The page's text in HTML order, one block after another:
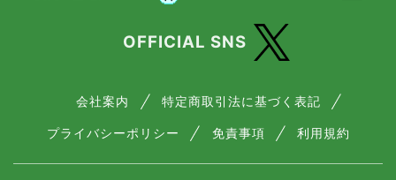
OFFICIAL SNS
会社案内 特定商取引法に基づく表記
プライバシーポリシー 免責事項 利用規約